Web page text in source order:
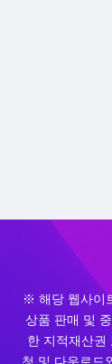
※ 해당 웹사이
상품 판매 및
한 지적재산권